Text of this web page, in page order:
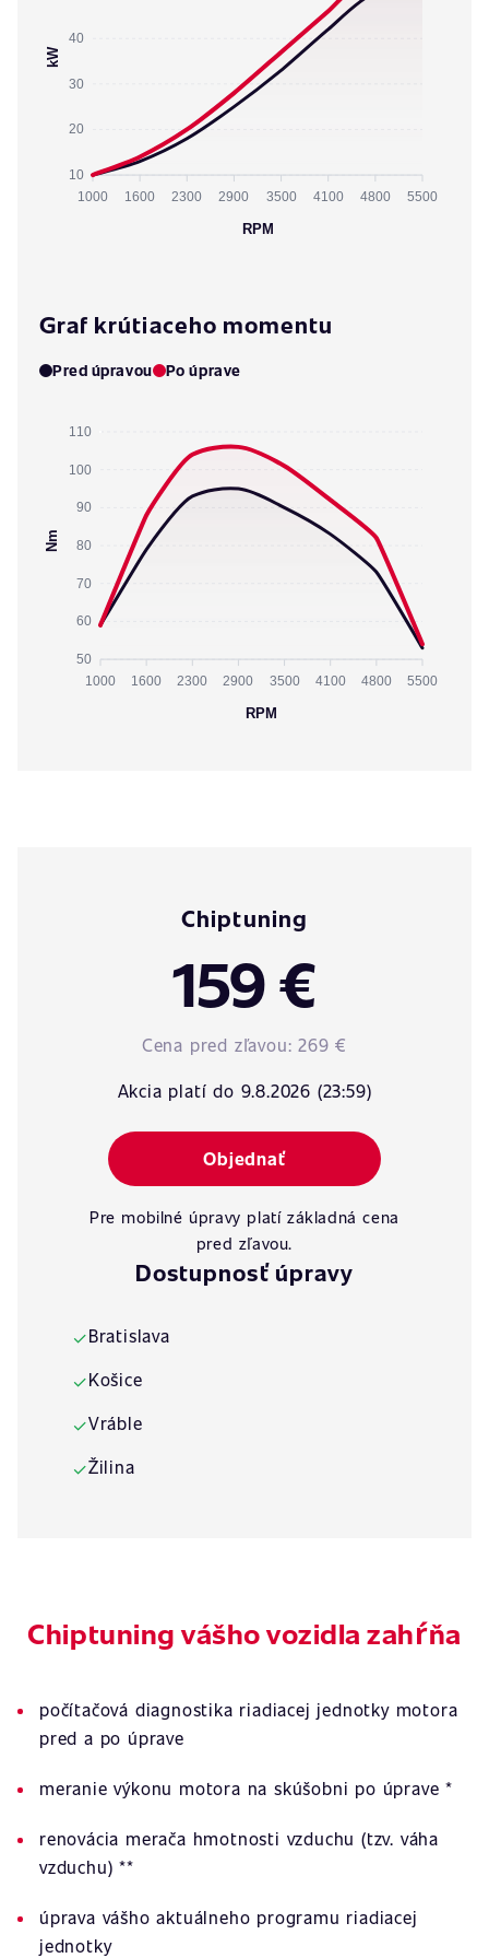
40
30
20
10
kW
1000 1600 2300 2900 3500 4100 4800 5500
RPM
Graf krútiaceho momentu
Pred úpravou Po úprave
110
100
90
80
70
60
50
Nm
1000 1600 2300 2900 3500 4100 4800 5500
RPM
Chiptuning
159 €
Cena pred zľavou:269 €
Akcia platí do 9.8.2026 (23:59)
Objednať
Pre mobilné úpravy platí základná cena
pred zľavou.
Dostupnosť úpravy
✓Bratislava
✓Košice
✓Vráble
✓Žilina
Chiptuning vášho vozidla zahŕňa
počítačová diagnostika riadiacej jednotky motora
pred a po úprave
meranie výkonu motora na skúšobni po úprave *
renovácia merača hmotnosti vzduchu (tzv. váha
vzduchu) **
úprava vášho aktuálneho programu riadiacej
jednotky